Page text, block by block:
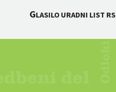
GLASILO URADNI LIST RS